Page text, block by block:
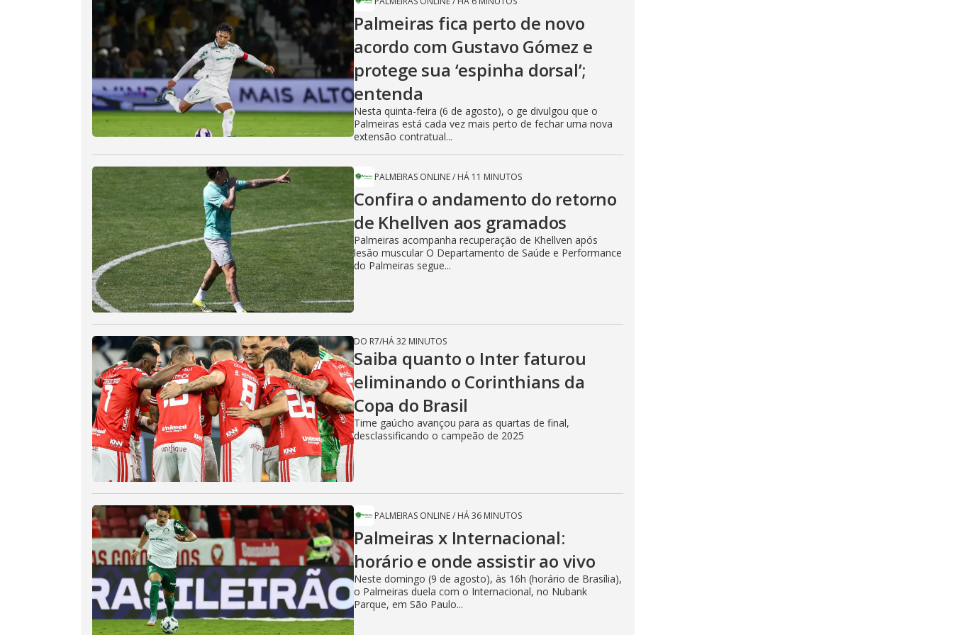
V
i
d
e
o
Palmeiras fica perto de novo
acordo com Gustavo Gómez e
protege sua ‘espinha dorsal’;
entenda
Nesta quinta-feira (6 de agosto), o ge divulgou que o
Palmeiras está cada vez mais perto de fechar uma nova
extensão contratual...
PALMEIRAS ONLINE/ HÁ 11 MINUTOS
Confira o andamento do retorno
de Khellven aos gramados
Palmeiras acompanha recuperação de Khellven após
lesão muscular O Departamento de Saúde e Performance
do Palmeiras segue...
DO R7/HÁ 32 MINUTOS
Saiba quanto o Inter faturou
eliminando o Corinthians da
Copa do Brasil
Time gaúcho avançou para as quartas de final,
desclassificando o campeão de 2025
PALMEIRAS ONLINE/ HÁ 36 MINUTOS
Palmeiras x Internacional:
horário e onde assistir ao vivo
Neste domingo (9 de agosto), às 16h (horário de Brasília),
o Palmeiras duela com o Internacional, no Nubank
Parque, em São Paulo...